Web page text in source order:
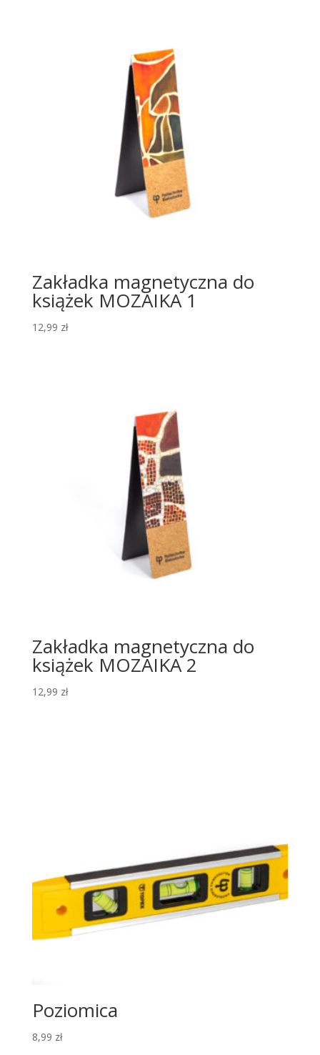
Zakładka magnetyczna do
książek MOZAIKA 1
12,99 zł
Zakładka magnetyczna do
książek MOZAIKA 2
12,99 zł
Poziomica
8,99 zł